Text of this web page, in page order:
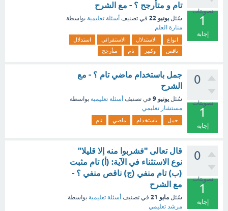
تصويتات
1
إجابة
تام و متأرجح ؟ - مع الشرح
سُئل يونيو 22 في تصنيف أسئلة تعليمية بواسطة
منارة العلم
انواع الاستدلال الاستقرائي
استدلال
ناقص
وكبير تام متأرجح
0
تصويتات
1
إجابة
جمل باستخدام ماضي تام ؟ - مع
الشرح
سُئل يونيو 9 في تصنيف أسئلة تعليمية بواسطة
مستشار تعليمي
جمل باستخدام ماضي تام
0
تصويتات
1
إجابة
قال تعالى "فشربوا منه إلا قليلا"
نوع الاستثناء في الآية: (أ) تام مثبت
(ب) تام منفي (ج) ناقص منفي ؟ -
مع الشرح
سُئل مايو 21 في تصنيف أسئلة تعليمية بواسطة
مرشد تعليمي